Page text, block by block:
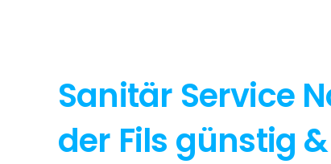
Sanitär Service
der Fils günstig